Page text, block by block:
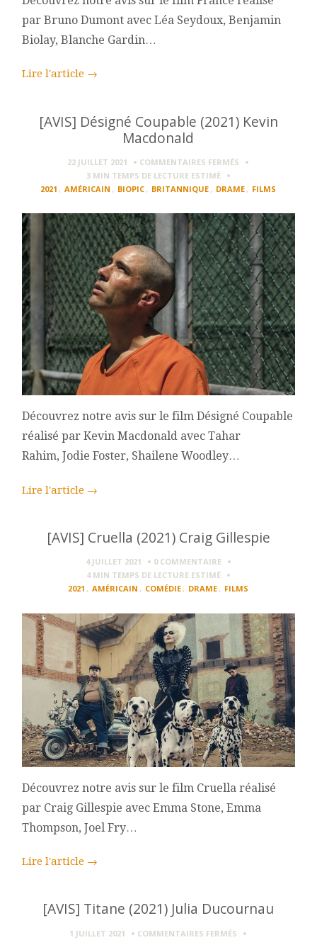
par Bruno Dumont avec Léa Seydoux, Benjamin
Biolay, Blanche Gardin…
Lire l'article →
[AVIS] Désigné Coupable (2021) Kevin
Macdonald
22 JUILLET 2021 COMMENTAIRES FERMÉS SUR
DÉSIGNÉ
(2021)
KEVIN
MACDONALD
3 MIN TEMPS DE LECTURE ESTIMÉ
2021 , AMÉRICAIN , BIOPIC , BRITANNIQUE , DRAME , FILMS
Découvrez notre avis sur le film Désigné Coupable
réalisé par Kevin Macdonald avec Tahar
Rahim, Jodie Foster, Shailene Woodley…
Lire l'article →
[AVIS] Cruella (2021) Craig Gillespie
4 JUILLET 2021
0 COMMENTAIRE
4 MIN TEMPS DE LECTURE ESTIMÉ
2021 , AMÉRICAIN , COMÉDIE , DRAME , FILMS
Découvrez notre avis sur le film Cruella réalisé
par Craig Gillespie avec Emma Stone, Emma
Thompson, Joel Fry…
Lire l'article →
[AVIS] Titane (2021) Julia Ducournau
1 JUILLET 2021 COMMENTAIRES FERMÉS SUR